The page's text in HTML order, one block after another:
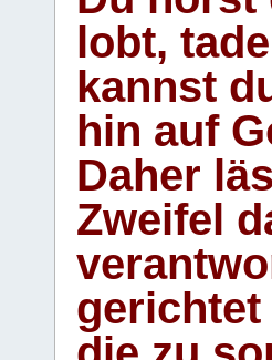
lobt,
kannst
hin auf
Daher
Zweifel
gerichtet